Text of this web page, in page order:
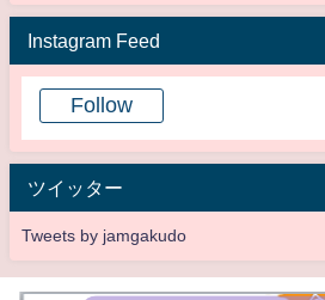
Instagram Feed
Follow
ツイッター
Tweets by jamgakudo